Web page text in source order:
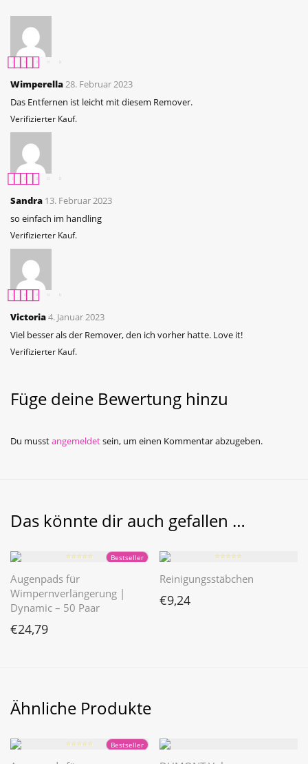
Bewertet mit5
von 5
Wimperella28. Februar 2023
Das Entfernen ist leicht mit diesem Remover.
Verifizierter Kauf.
Bewertet mit5
von 5
Sandra 13. Februar 2023
so einfach im handling
Verifizierter Kauf.
Bewertet mit5
von 5
Victoria4. Januar 2023
Viel besser als der Remover, den ich vorher hatte. Love it!
Verifizierter Kauf.
Füge deine Bewertung hinzu
Du musstangemeldetsein, um einen Kommentar abzugeben.
Das könnte dir auch gefallen …
Bestseller
⭐️⭐️⭐️⭐️⭐️
Augenpads für
Wimpernverlängerung |
Dynamic – 50 Paar
€24,79
⭐️⭐️⭐️⭐️⭐️
Reinigungsstäbchen
€9,24
Ähnliche Produkte
Bestseller
⭐️⭐️⭐️⭐️⭐️